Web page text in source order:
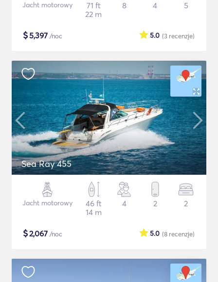
Jacht motorowy
71 ft
22 m
8 4 5
$5,397 /noc (3 recenzje)
5.0
Sea Ray 455
Jacht motorowy
46 ft
14 m
4 2 2
$2,067 /noc (8 recenzje)
5.0